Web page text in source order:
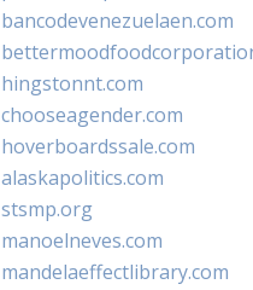
bancodevenezuelaen.com
hingstonnt.com
chooseagender.com
hoverboardssale.com
alaskapolitics.com
stsmp.org
manoelneves.com
mandelaeffectlibrary.com